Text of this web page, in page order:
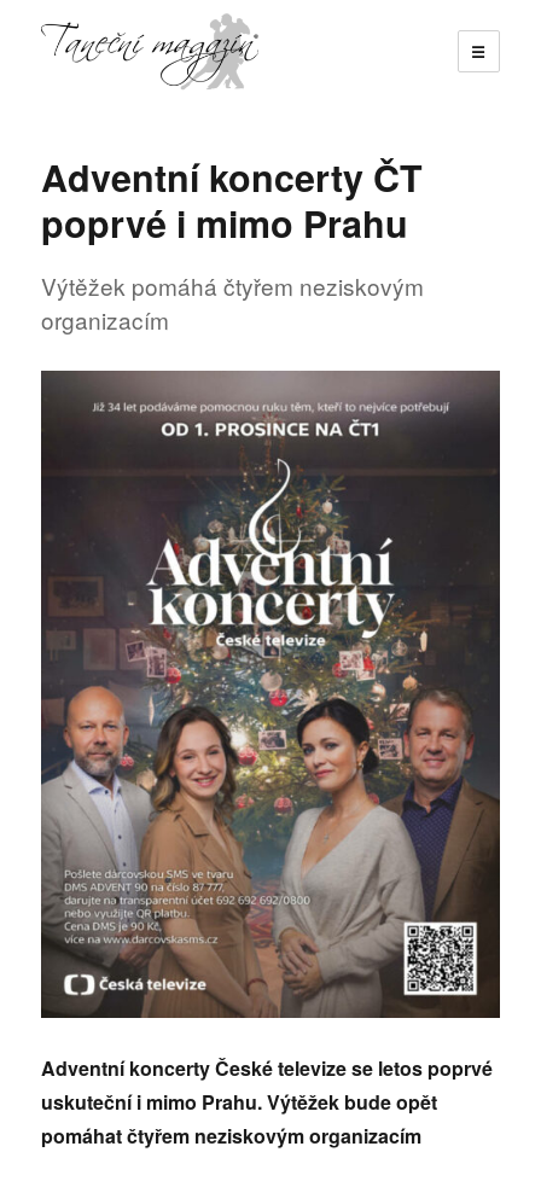
☰
Adventní koncerty ČT
poprvé i mimo Prahu
Výtěžek pomáhá čtyřem neziskovým
organizacím
Adventní koncerty České televize se letos poprvé
uskuteční i mimo Prahu. Výtěžek bude opět
pomáhat čtyřem neziskovým organizacím